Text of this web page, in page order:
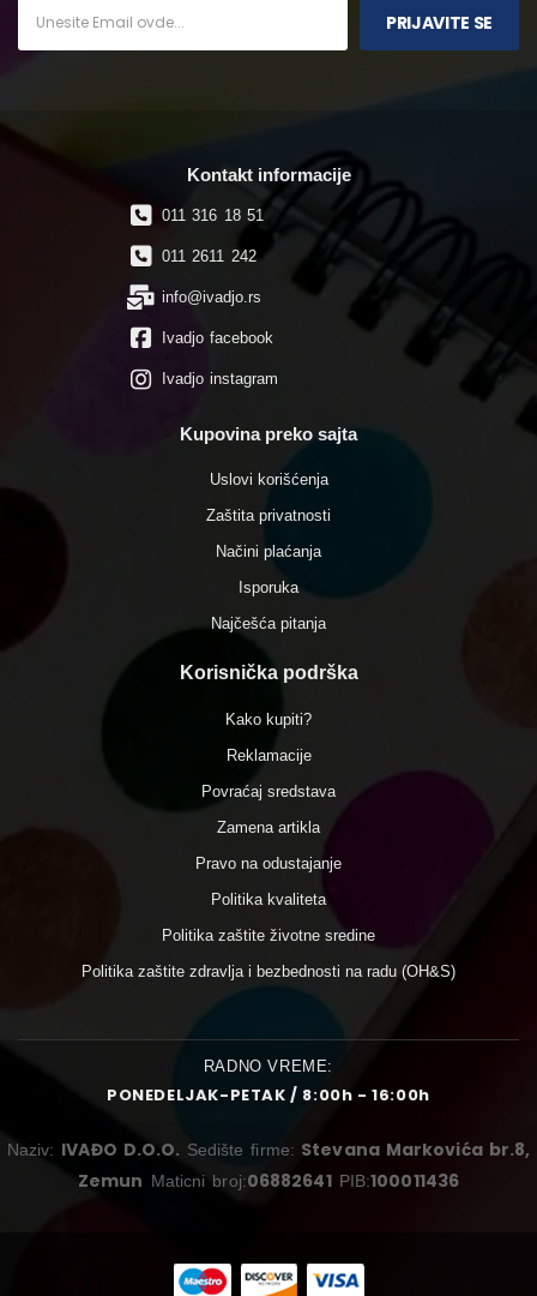
PRIJAVITE SE
Kontakt informacije
011 316 18 51
011 2611 242
info@ivadjo.rs
Ivadjo facebook
Ivadjo instagram
Kupovina preko sajta
Uslovi korišćenja
Zaštita privatnosti
Načini plaćanja
Isporuka
Najčešća pitanja
Korisnička podrška
Kako kupiti?
Reklamacije
Povraćaj sredstava
Zamena artikla
Pravo na odustajanje
Politika kvaliteta
Politika zaštite životne sredine
Politika zaštite zdravlja i bezbednosti na radu (OH&S)
RADNO VREME:
PONEDELJAK-PETAK / 8:00h - 16:00h
Naziv: IVAĐO D.O.O. Sedište firme: Stevana Markovića br.8,
Zemun Maticni broj:06882641PIB:100011436